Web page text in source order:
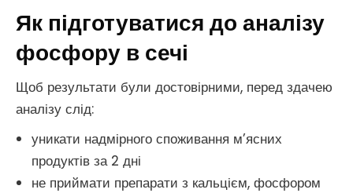
Як підготуватися до аналізу
фосфору в сечі
Щоб результати були достовірними, перед здачею
аналізу слід:
уникати надмірного споживання м’ясних
продуктів за 2 дні
не приймати препарати з кальцієм, фосфором